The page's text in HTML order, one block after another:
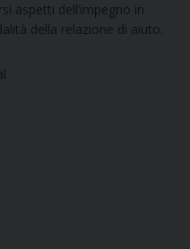
aspetti dell’impegno in
della relazione di aiuto.